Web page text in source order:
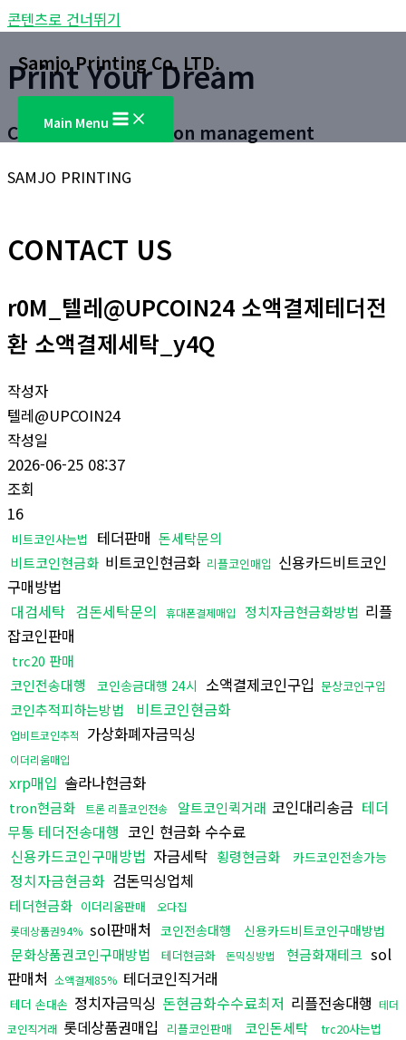
콘텐츠로 건너뛰기
Samjo Printing Co. LTD.
Main Menu
Print Your Dream
Customer satisfaction management
SAMJO PRINTING
CONTACT US
r0M_텔레@UPCOIN24 소액결제테더전
환 소액결제세탁_y4Q
작성자
텔레@UPCOIN24
작성일
2026-06-25 08:37
조회
16
비트코인사는법 테더판매 돈세탁문의
비트코인현금화 비트코인현금화 리플코인매입 신용카드비트코인
구매방법
대검세탁 검돈세탁문의 휴대폰결제매입 정치자금현금화방법 리플
잡코인판매
trc20 판매
코인전송대행
코인송금대행 24시 소액결제코인구입 문상코인구입
코인추적피하는방법 비트코인현금화
업비트코인추적 가상화폐자금믹싱
이더리움매입
xrp매입 솔라나현금화
tron현금화 트론 리플코인전송 알트코인퀵거래 코인대리송금 테더
무통 테더전송대행 코인 현금화 수수료
신용카드코인구매방법 자금세탁 횡령현금화 카드코인전송가능
정치자금현금화 검돈믹싱업체
테더현금화 이더리움판매
오다집
롯데상품권94% sol판매처 코인전송대행 신용카드비트코인구매방법
문화상품권코인구매방법 테더현금화 돈믹싱방법 현금화재테크 sol
판매처 소액결제85% 테더코인직거래
테더 손대손 정치자금믹싱 돈현금화수수료최저 리플전송대행 테더
코인직거래 롯데상품권매입 리플코인판매 코인돈세탁 trc20사는법